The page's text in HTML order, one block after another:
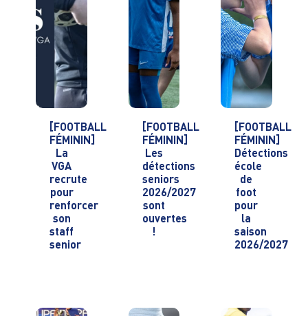
[FOOTBALL
FÉMININ]
La
VGA
recrute
pour
renforcer
son
staff
senior
[FOOTBALL
FÉMININ]
Les
détections
seniors
2026/2027
sont
ouvertes
!
[FOOTBALL
FÉMININ]
Détections
école
de
foot
pour
la
saison
2026/2027